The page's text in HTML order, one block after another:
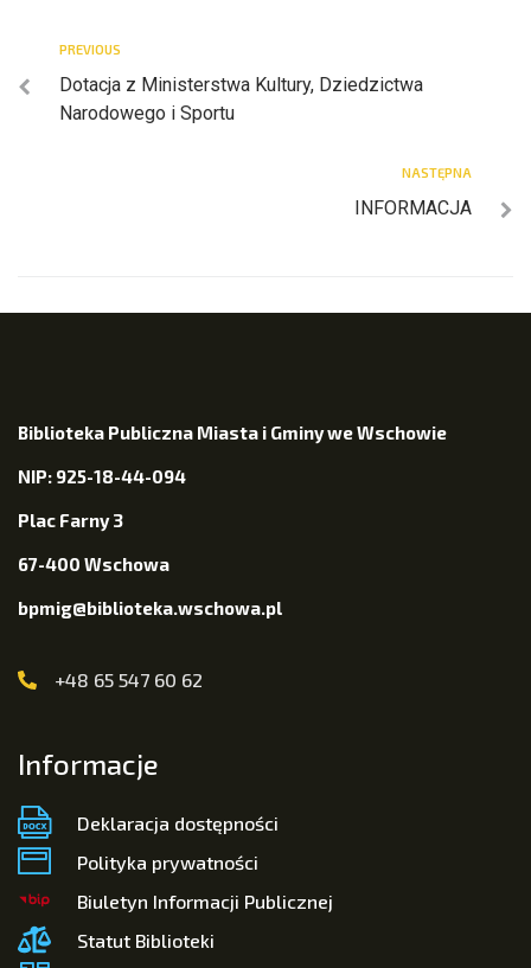
PREVIOUS
Dotacja z Ministerstwa Kultury, Dziedzictwa
Narodowego i Sportu
NASTĘPNA
INFORMACJA
Biblioteka Publiczna Miasta i Gminy we Wschowie
NIP: 925-18-44-094
Plac Farny 3
67-400 Wschowa
bpmig@biblioteka.wschowa.pl
+48 65 547 60 62
Informacje
Deklaracja dostępności
Polityka prywatności
Biuletyn Informacji Publicznej
Statut Biblioteki